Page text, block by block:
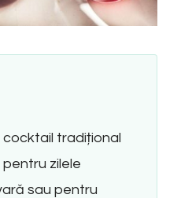
tradițional
zilele
sau pentru